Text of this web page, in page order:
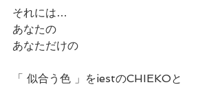
それには…
あなたの
あなただけの
「 似合う色 」をiestのCHIEKOと